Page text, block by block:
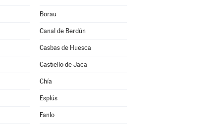
Borau
Canal de Berdún
Casbas de Huesca
Castiello de Jaca
Chía
Esplús
Fanlo